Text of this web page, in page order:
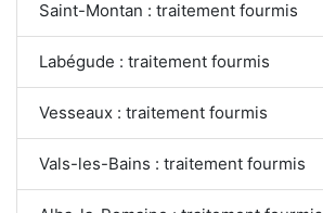
Saint-Montan : traitement fourmis
Labégude : traitement fourmis
Vesseaux : traitement fourmis
Vals-les-Bains : traitement fourmis